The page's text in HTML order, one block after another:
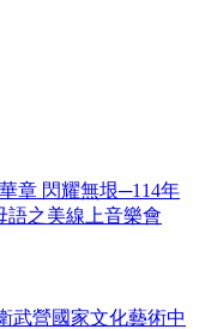
章 閃耀無垠─114年
語之美線上音樂會
武營國家文化藝術中